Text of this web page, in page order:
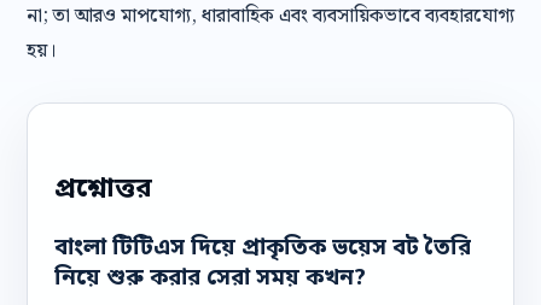
না; তা আরও মাপযোগ্য, ধারাবাহিক এবং ব্যবসায়িকভাবে ব্যবহারযোগ্য
হয়।
প্রশ্নোত্তর
বাংলা টিটিএস দিয়ে প্রাকৃতিক ভয়েস বট তৈরি
নিয়ে শুরু করার সেরা সময় কখন?